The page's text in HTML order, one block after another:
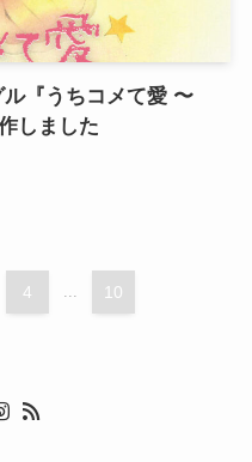
『うちコメて愛 〜
しました
4 ... 10